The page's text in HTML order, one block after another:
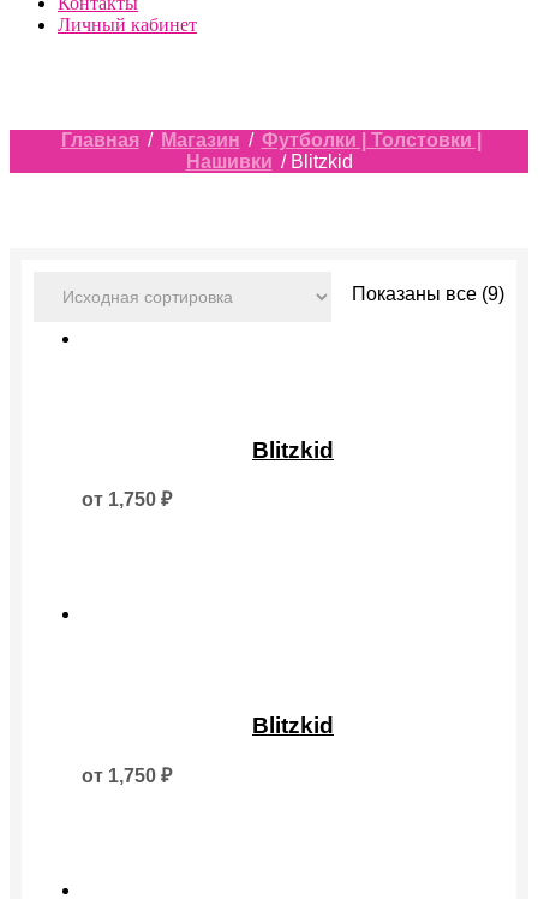
Личный кабинет
Главная / Магазин / Футболки | Толстовки |
Нашивки / Blitzkid
Показаны все (9)
несколько
вариаций.
Blitzkid
от 1,750 ₽
несколько
вариаций.
Blitzkid
от 1,750 ₽